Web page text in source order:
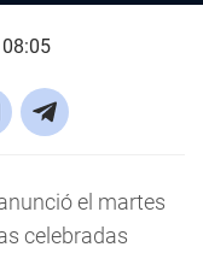
el martes
celebradas